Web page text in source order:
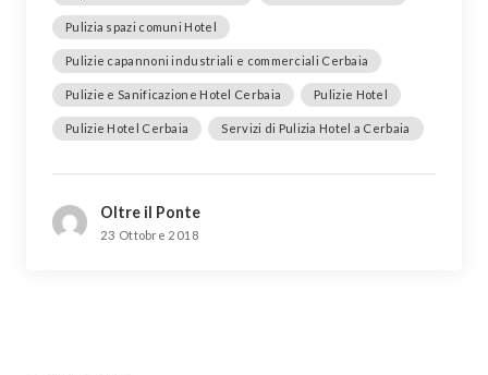
Pulizia spazi comuni Hotel
Pulizie capannoni industriali e commerciali Cerbaia
Pulizie e Sanificazione Hotel Cerbaia Pulizie Hotel
Pulizie Hotel Cerbaia Servizi di Pulizia Hotel a Cerbaia
Oltre il Ponte
23 Ottobre 2018